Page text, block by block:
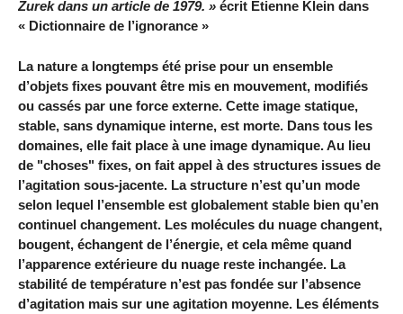
Zurek dans un article de 1979. » écrit Etienne Klein dans
« Dictionnaire de l’ignorance »
La nature a longtemps été prise pour un ensemble
d’objets fixes pouvant être mis en mouvement, modifiés
ou cassés par une force externe. Cette image statique,
stable, sans dynamique interne, est morte. Dans tous les
domaines, elle fait place à une image dynamique. Au lieu
de "choses" fixes, on fait appel à des structures issues de
l’agitation sous-jacente. La structure n’est qu’un mode
selon lequel l’ensemble est globalement stable bien qu’en
continuel changement. Les molécules du nuage changent,
bougent, échangent de l’énergie, et cela même quand
l’apparence extérieure du nuage reste inchangée. La
stabilité de température n’est pas fondée sur l’absence
d’agitation mais sur une agitation moyenne. Les éléments